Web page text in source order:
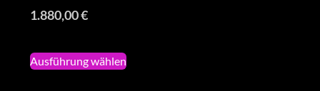
1.880,00€
Ausführung wählen